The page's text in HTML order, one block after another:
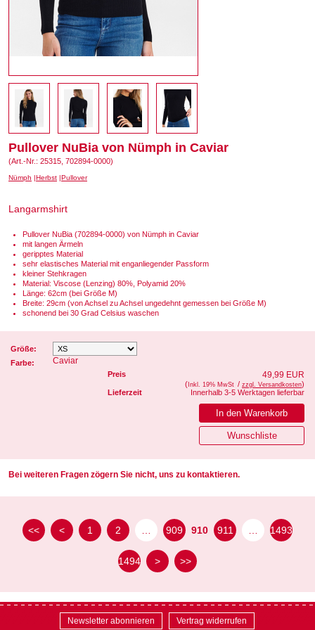
Pullover NuBia von Nümph in Caviar
(Art.-Nr.: 25315, 702894-0000)
Nümph Herbst Pullover
Langarmshirt
Pullover NuBia (702894-0000) von Nümph in Caviar
mit langen Ärmeln
geripptes Material
sehr elastisches Material mit enganliegender Passform
kleiner Stehkragen
Material: Viscose (Lenzing) 80%, Polyamid 20%
Länge: 62cm (bei Größe M)
Breite: 29cm (von Achsel zu Achsel ungedehnt gemessen bei Größe M)
schonend bei 30 Grad Celsius waschen
Größe:
Farbe:
Caviar
Preis 49,99 EUR
( Inkl. 19% MwSt / zzgl. Versandkosten)
Lieferzeit
Innerhalb 3-5 Werktagen lieferbar
Bei weiteren Fragen zögern Sie nicht, uns zu kontaktieren.
<< < 1 2 909 910 911 1493
1494 > >>
Newsletter abonnieren Vertrag widerrufen